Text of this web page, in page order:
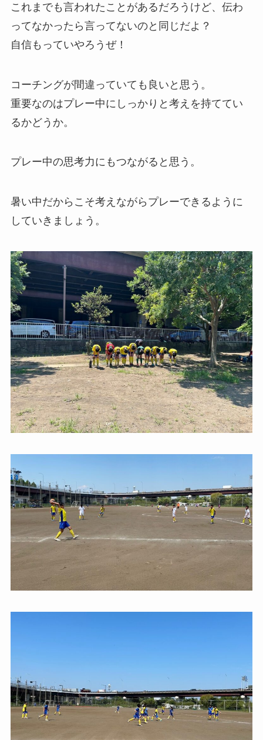
これまでも言われたことがあるだろうけど、伝わ
ってなかったら言ってないのと同じだよ？
自信もっていやろうぜ！
コーチングが間違っていても良いと思う。
重要なのはプレー中にしっかりと考えを持ててい
るかどうか。
プレー中の思考力にもつながると思う。
暑い中だからこそ考えながらプレーできるように
していきましょう。